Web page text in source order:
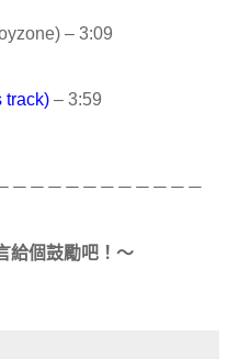
– 3:09
track) – 3:59
－－－－－－－－－－－
給個鼓勵吧！～